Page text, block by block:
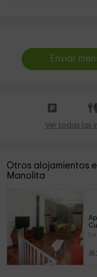
Enviar
Ver todas las
Otros alojamientos
Manolita
La